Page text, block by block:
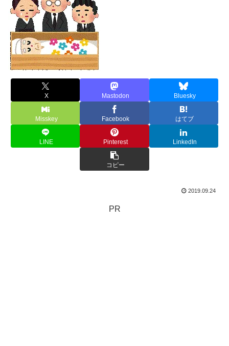
X Mastodon Bluesky
Misskey Facebook はてブ
LINE Pinterest LinkedIn
コピー
2019.09.24
PR